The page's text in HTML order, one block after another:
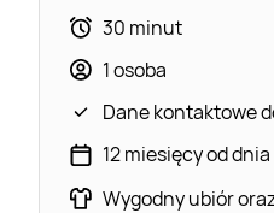
30 minut
1 osoba
Dane kontaktowe
12 miesięcy od
Wygodny ubiór